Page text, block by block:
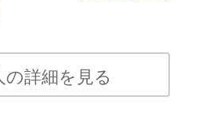
の詳細を見る